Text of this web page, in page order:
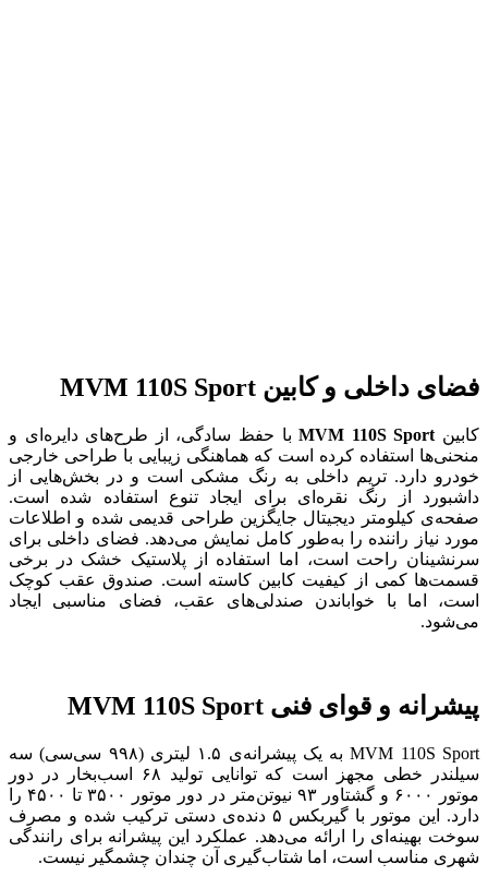
فضای داخلی و کابین MVM 110S Sport
کابین
با حفظ سادگی، از طرح‌های دایره‌ای و
منحنی‌ها استفاده کرده است که هماهنگی زیبایی با طراحی خارجی
خودرو دارد. تریم داخلی به رنگ مشکی است و در بخش‌هایی از
داشبورد از رنگ نقره‌ای برای ایجاد تنوع استفاده شده است.
صفحه‌ی کیلومتر دیجیتال جایگزین طراحی قدیمی شده و اطلاعات
مورد نیاز راننده را به‌طور کامل نمایش می‌دهد. فضای داخلی برای
سرنشینان راحت است، اما استفاده از پلاستیک خشک در برخی
قسمت‌ها کمی از کیفیت کابین کاسته است. صندوق عقب کوچک
است، اما با خواباندن صندلی‌های عقب، فضای مناسبی ایجاد
می‌شود.
پیشرانه و قوای فنی MVM 110S Sport
MVM 110S Sport به یک پیشرانه‌ی ۱.۵ لیتری (۹۹۸ سی‌سی) سه
سیلندر خطی مجهز است که توانایی تولید ۶۸ اسب‌بخار در دور
موتور ۶۰۰۰ و گشتاور ۹۳ نیوتن‌متر در دور موتور ۳۵۰۰ تا ۴۵۰۰ را
دارد. این موتور با گیربکس ۵ دنده‌ی دستی ترکیب شده و مصرف
سوخت بهینه‌ای را ارائه می‌دهد. عملکرد این پیشرانه برای رانندگی
شهری مناسب است، اما شتاب‌گیری آن چندان چشمگیر نیست.